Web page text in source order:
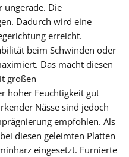
ungerade. Die
Dadurch wird eine
erreicht.
beim Schwinden oder
Das macht diesen
großen
hoher Feuchtigkeit gut
Nässe sind jedoch
empfohlen. Als
diesen geleimten Platten
eingesetzt. Furnierte